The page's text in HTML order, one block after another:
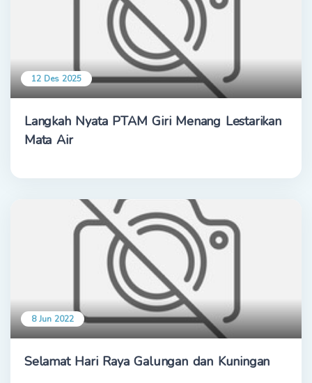
12 Des 2025
Langkah Nyata PTAM Giri Menang Lestarikan
Mata Air
8 Jun 2022
Selamat Hari Raya Galungan dan Kuningan